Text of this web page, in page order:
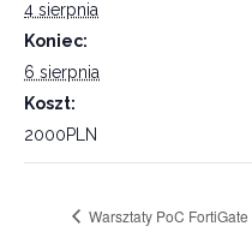
4 sierpnia
Koniec:
6 sierpnia
Koszt:
2000PLN
Warsztaty PoC FortiGate